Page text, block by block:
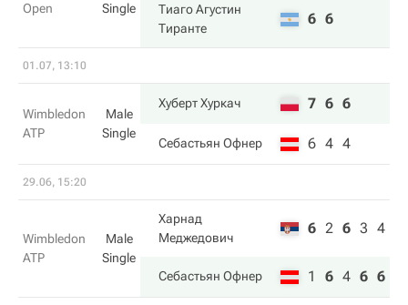
Open
Single
Тиаго Агустин
Тиранте
6 6
01.07, 13:10
Wimbledon
ATP
Male
Single
Хуберт Хуркач 7 6 6
Себастьян Офнер 6 4 4
29.06, 15:20
Wimbledon
ATP
Male
Single
Харнад
Меджедович
6 2 6 3 4
Себастьян Офнер 1 6 4 6 6